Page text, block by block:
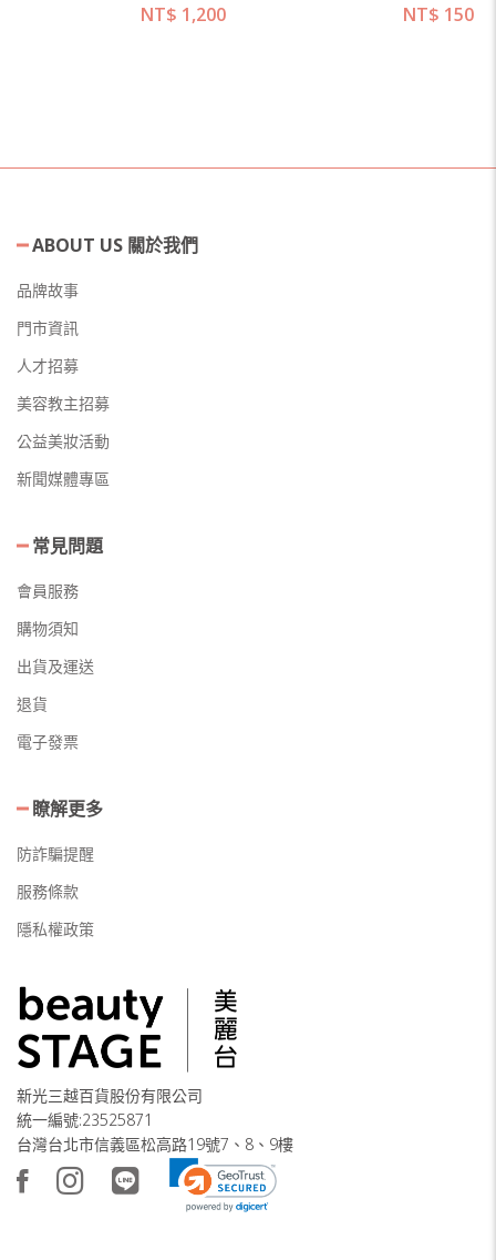
NT$ 1,200
NT$ 150
ABOUT US 關於我們
品牌故事
門市資訊
人才招募
美容教主招募
公益美妝活動
新聞媒體專區
常見問題
會員服務
購物須知
出貨及運送
退貨
電子發票
瞭解更多
防詐騙提醒
服務條款
隱私權政策
新光三越百貨股份有限公司
統一編號:23525871
台灣台北市信義區松高路19號7、8、9樓